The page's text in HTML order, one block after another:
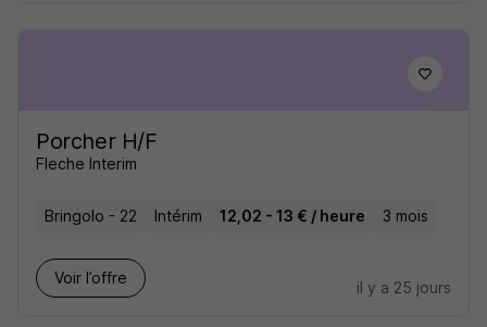
Porcher H/F
Fleche Interim
Bringolo - 22 Intérim 12,02 - 13 € / heure 3 mois
Voir l’offre
il y a 25 jours